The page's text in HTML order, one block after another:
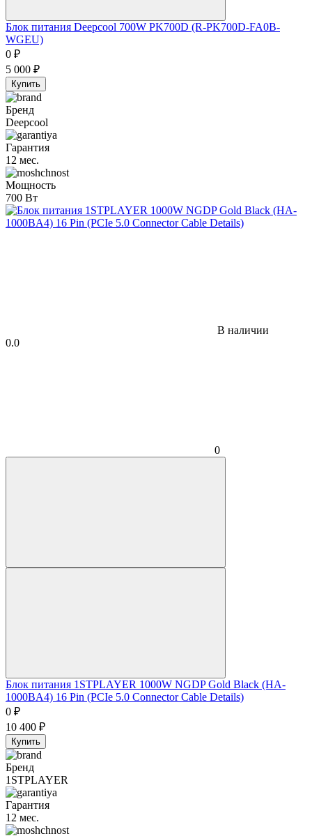
Блок питания Deepcool 700W PK700D (R-PK700D-FA0B-
WGEU)
0 ₽
5 000 ₽
Купить
Бренд
Deepcool
Гарантия
12 мес.
Мощность
700 Вт
В наличии
0.0
0
Блок питания 1STPLAYER 1000W NGDP Gold Black (HA-
1000BA4) 16 Pin (PCIe 5.0 Connector Cable Details)
0 ₽
10 400 ₽
Купить
Бренд
1STPLAYER
Гарантия
12 мес.